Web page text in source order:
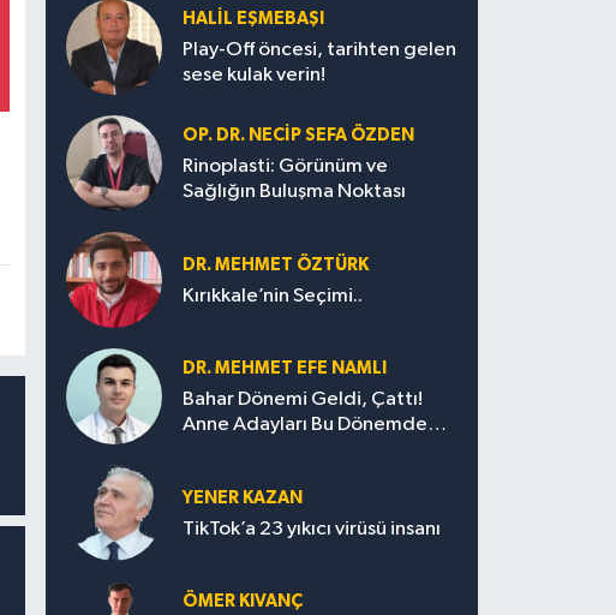
HALIL EŞMEBAŞI
Play-Off öncesi, tarihten gelen
sese kulak verin!
OP. DR. NECIP SEFA ÖZDEN
Rinoplasti: Görünüm ve
Sağlığın Buluşma Noktası
DR. MEHMET ÖZTÜRK
Kırıkkale’nin Seçimi..
DR. MEHMET EFE NAMLI
Bahar Dönemi Geldi, Çattı!
Anne Adayları Bu Dönemde
YENER KAZAN
TikTok’a 23 yıkıcı virüsü insanı
ÖMER KIVANÇ